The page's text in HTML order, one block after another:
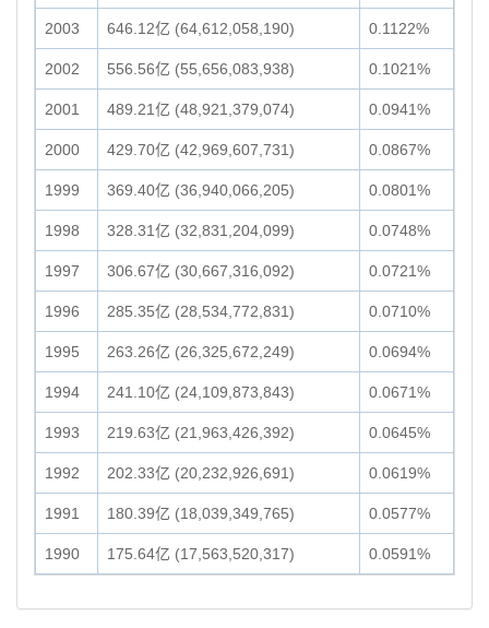
2003 646.12亿 (64,612,058,190) 0.1122%
2002 556.56亿 (55,656,083,938) 0.1021%
2001 489.21亿 (48,921,379,074) 0.0941%
2000 429.70亿 (42,969,607,731) 0.0867%
1999 369.40亿 (36,940,066,205) 0.0801%
1998 328.31亿 (32,831,204,099) 0.0748%
1997 306.67亿 (30,667,316,092) 0.0721%
1996 285.35亿 (28,534,772,831) 0.0710%
1995 263.26亿 (26,325,672,249) 0.0694%
1994 241.10亿 (24,109,873,843) 0.0671%
1993 219.63亿 (21,963,426,392) 0.0645%
1992 202.33亿 (20,232,926,691) 0.0619%
1991 180.39亿 (18,039,349,765) 0.0577%
1990 175.64亿 (17,563,520,317) 0.0591%